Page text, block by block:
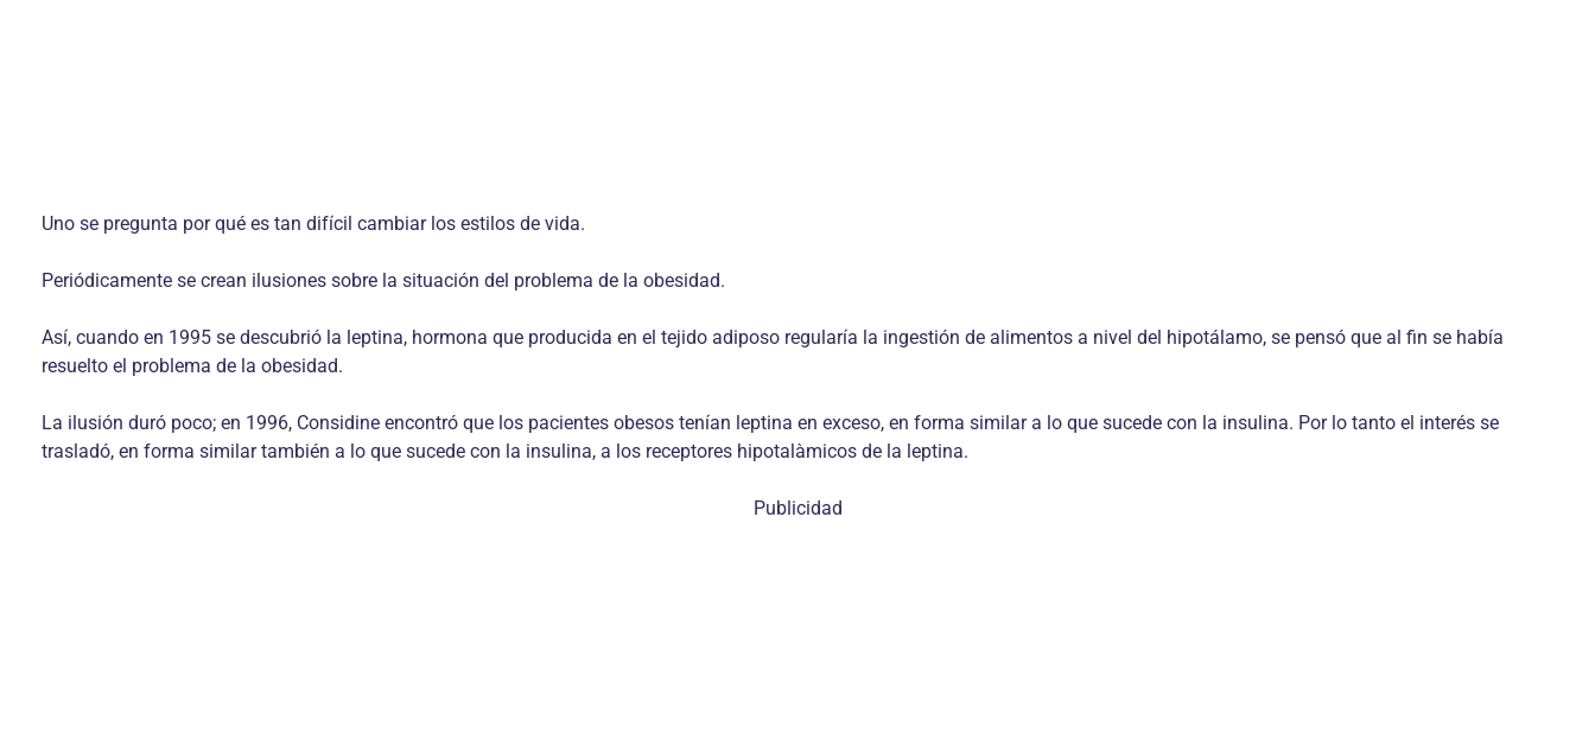
Uno se pregunta por qué es tan difícil cambiar los estilos de vida.
Periódicamente se crean ilusiones sobre la situación del problema de la obesidad.
Así, cuando en 1995 se descubrió la leptina, hormona que producida en el tejido adiposo regularía la ingestión de alimentos a nivel del hipotálamo, se pensó que al fin se había
resuelto el problema de la obesidad.
La ilusión duró poco; en 1996, Considine encontró que los pacientes obesos tenían leptina en exceso, en forma similar a lo que sucede con la insulina. Por lo tanto el interés se
trasladó, en forma similar también a lo que sucede con la insulina, a los receptores hipotalàmicos de la leptina.
Publicidad